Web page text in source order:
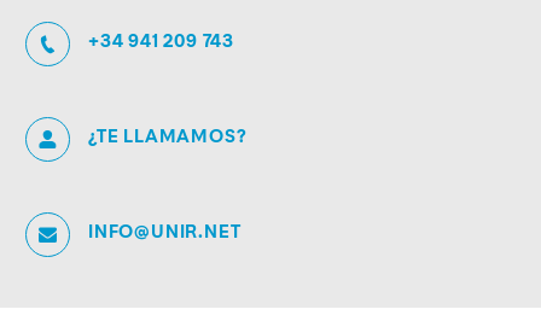
+34 941 209 743
¿TE LLAMAMOS?
INFO@UNIR.NET